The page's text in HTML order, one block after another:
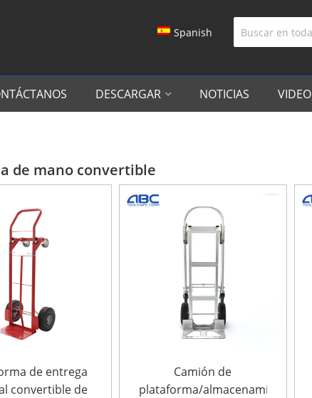
Spanish
DESCARGAR NOTICIAS VIDEO
de mano convertible
de entrega
convertible de
Camión de
plataforma/almacenamiento